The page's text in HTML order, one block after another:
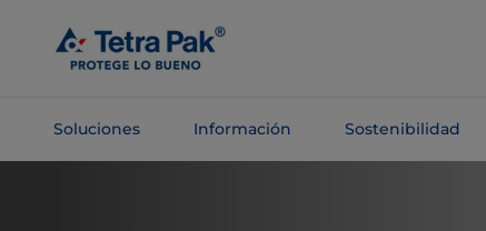
contenido
principal
Soluciones Información Sostenibilidad